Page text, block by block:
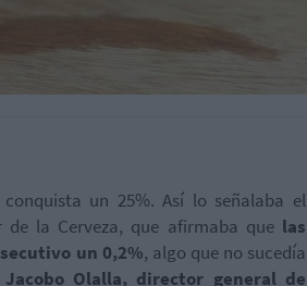
un 25%. Así lo señalaba el
de la Cerveza, que afirmaba que las
un 0,2%, algo que no sucedía
Jacobo Olalla, director general de